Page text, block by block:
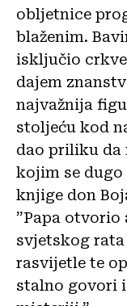
obljetnice
blaženim.
isključio
dajem
najvažnija
stoljeću kod
dao priliku da
kojim se dugo
knjige don
”Papa otvorio
svjetskog
rasvijetle te
stalno govori